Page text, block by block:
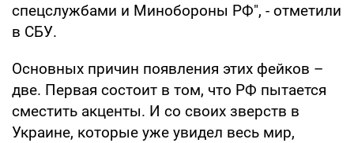
спецслужбами и Минобороны РФ", - отметили
в СБУ.
Основных причин появления этих фейков –
две. Первая состоит в том, что РФ пытается
сместить акценты. И со своих зверств в
Украине, которые уже увидел весь мир,